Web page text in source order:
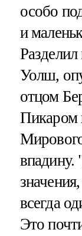
особо
и
Уолш,
отцом
Пикаром
впадину.
всегда
Это